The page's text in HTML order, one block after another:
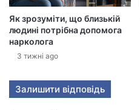
Як зрозуміти, що близькій
людині потрібна допомога
нарколога
3 тижні ago
Залишити відповідь